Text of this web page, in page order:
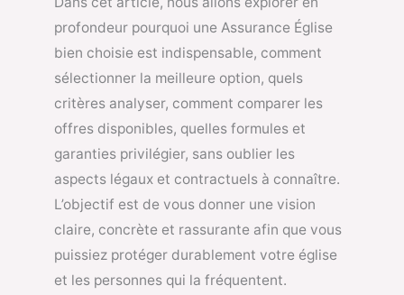
profondeur pourquoi une Assurance Église
bien choisie est indispensable, comment
sélectionner la meilleure option, quels
critères analyser, comment comparer les
offres disponibles, quelles formules et
garanties privilégier, sans oublier les
aspects légaux et contractuels à connaître.
L’objectif est de vous donner une vision
claire, concrète et rassurante afin que vous
puissiez protéger durablement votre église
et les personnes qui la fréquentent.